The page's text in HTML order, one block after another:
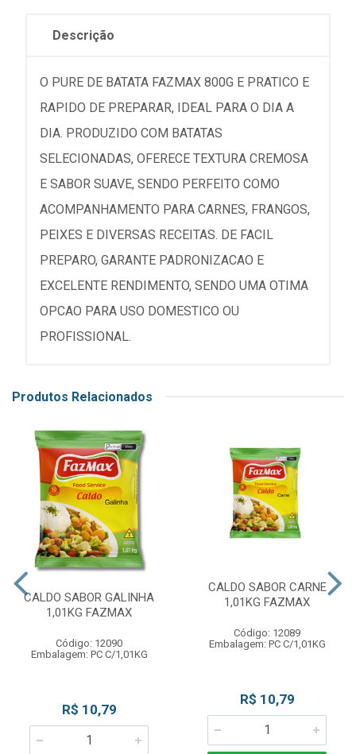
Descrição
O PURE DE BATATA FAZMAX 800G E PRATICO E
RAPIDO DE PREPARAR, IDEAL PARA O DIA A
DIA. PRODUZIDO COM BATATAS
SELECIONADAS, OFERECE TEXTURA CREMOSA
E SABOR SUAVE, SENDO PERFEITO COMO
ACOMPANHAMENTO PARA CARNES, FRANGOS,
PEIXES E DIVERSAS RECEITAS. DE FACIL
PREPARO, GARANTE PADRONIZACAO E
EXCELENTE RENDIMENTO, SENDO UMA OTIMA
OPCAO PARA USO DOMESTICO OU
PROFISSIONAL.
Produtos Relacionados
CALDO SABOR GALINHA
1,01KG FAZMAX
Código: 12090
Embalagem: PC C/1,01KG
R$ 10,79
CALDO SABOR CARNE
1,01KG FAZMAX
Código: 12089
Embalagem: PC C/1,01KG
R$ 10,79